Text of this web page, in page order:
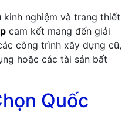
nghiệm và trang thiết
cam kết mang đến giải
công trình xây dựng cũ,
hoặc các tài sản bất
Quốc